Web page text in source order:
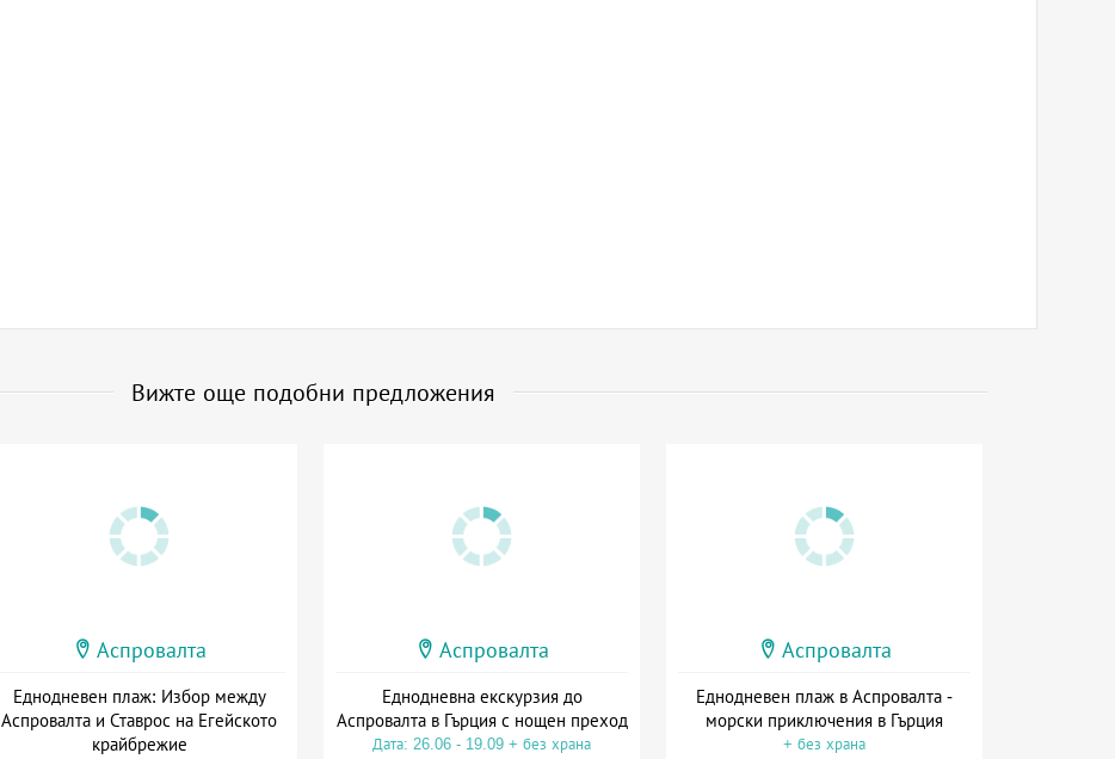
Вижте още подобни предложения
Аспровалта
Еднодневен плаж: Избор между
Аспровалта и Ставрос на Егейското
крайбрежие
Аспровалта
Еднодневна екскурзия до
Аспровалта в Гърция с нощен преход
Дата: 26.06 - 19.09 + без храна
Аспровалта
Еднодневен плаж в Аспровалта -
морски приключения в Гърция
+ без храна